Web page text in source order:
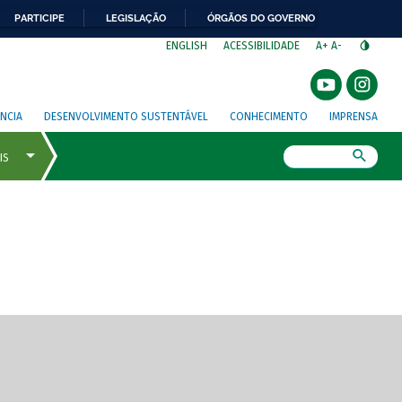
PARTICIPE LEGISLAÇÃO ÓRGÃOS DO GOVERNO
ENGLISH ACESSIBILIDADE A+ A-
DESENVOLVIMENTO SUSTENTÁVEL CONHECIMENTO IMPRENSA
de tela